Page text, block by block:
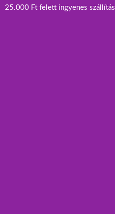
25.000 Ft felett ingyenes szállítás